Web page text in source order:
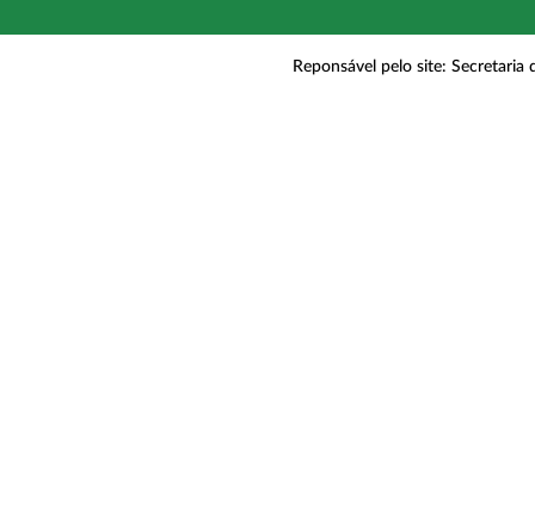
Reponsável pelo site: